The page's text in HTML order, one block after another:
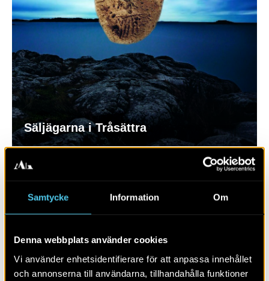
Samtycke Information Om
Denna webbplats använder cookies
Vi använder enhetsidentifierare för att anpassa innehållet
och annonserna till användarna, tillhandahålla funktioner
Säljägarna i Tråsättra